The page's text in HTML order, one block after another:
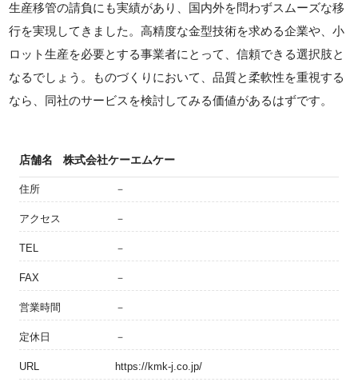
生産移管の請負にも実績があり、国内外を問わずスムーズな移
行を実現してきました。高精度な金型技術を求める企業や、小
ロット生産を必要とする事業者にとって、信頼できる選択肢と
なるでしょう。ものづくりにおいて、品質と柔軟性を重視する
なら、同社のサービスを検討してみる価値があるはずです。
店舗名 株式会社ケーエムケー
住所 －
アクセス －
TEL －
FAX －
営業時間 －
定休日 －
URL https://kmk-j.co.jp/